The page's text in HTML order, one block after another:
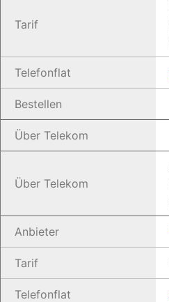
Tarif
Telefonflat
Bestellen
Über Telekom
Über Telekom
Anbieter
Tarif
Telefonflat